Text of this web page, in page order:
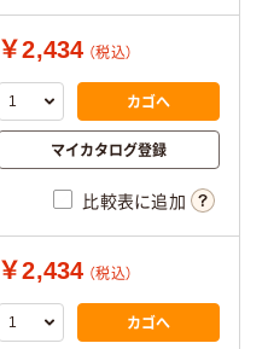
￥2,434 （税込）
カゴへ
マイカタログ登録
比較表に追加
￥2,434 （税込）
カゴへ